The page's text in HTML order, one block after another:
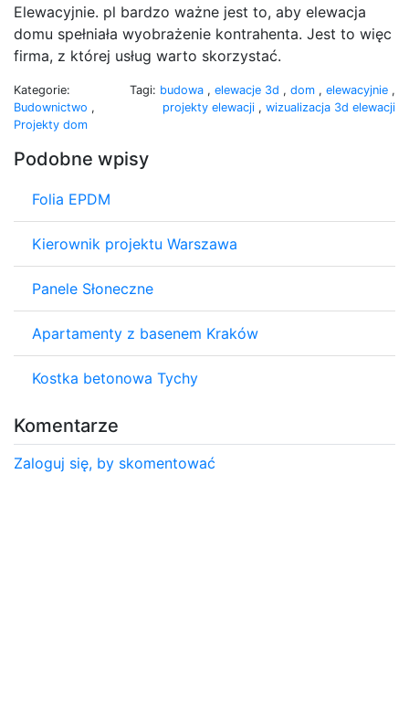
Elewacyjnie. pl bardzo ważne jest to, aby elewacja
domu spełniała wyobrażenie kontrahenta. Jest to więc
firma, z której usług warto skorzystać.
Kategorie:
Budownictwo ,
Projekty dom
Tagi: budowa , elewacje 3d , dom , elewacyjnie ,
projekty elewacji , wizualizacja 3d elewacji
Podobne wpisy
Folia EPDM
Kierownik projektu Warszawa
Panele Słoneczne
Apartamenty z basenem Kraków
Kostka betonowa Tychy
Komentarze
Zaloguj się, by skomentować